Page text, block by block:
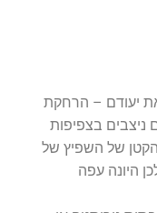
יעודם – הרחקת
ניצבים בצפיפות
של השפיץ של
היונה עפה